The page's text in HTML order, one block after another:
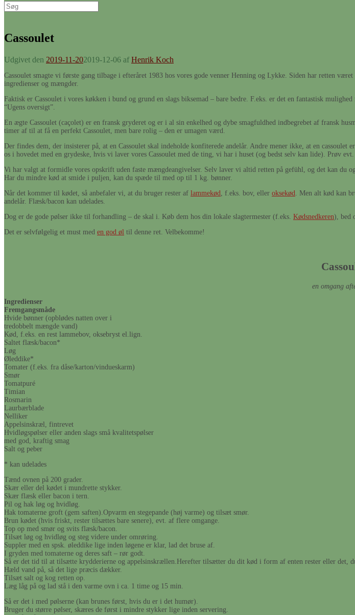
Søg
efter:
Cassoulet
Udgivet den 2019-11-202019-12-06 af Henrik Koch
Cassoulet smagte vi første gang tilbage i efteråret 1983 hos vores gode venner Henning og Lykke. Siden har retten
ingredienser og mængder.
Faktisk er Cassoulet i vores køkken i bund og grund en slags biksemad – bare bedre. F.eks. er det en fantastisk
“Ugens oversigt”.
En ægte Cassoulet (caçolet) er en fransk gryderet og er i al sin enkelhed og dybe smagfuldhed indbegrebet af fransk
timer af til at få en perfekt Cassoulet, men bare rolig – den er umagen værd.
Der findes dem, der insisterer på, at en Cassoulet skal indeholde konfiterede andelår. Andre mener ikke, at en
os i hovedet med en grydeske, hvis vi laver vores Cassoulet med de ting, vi har i huset (og bedst selv kan lide). Prøv
Vi har valgt at formidle vores opskrift uden faste mængdeangivelser. Selv laver vi altid retten på gefühl, og det kan du
Har du mindre kød at smide i puljen, kan du spæde til med op til 1 kg. bønner.
Når det kommer til kødet, så anbefaler vi, at du bruger rester af lammekød , f.eks. bov, eller oksekød
. Men alt kød kan
andelår. Flæsk/bacon kan udelades.
Dog er de gode pølser ikke til forhandling – de skal i. Køb dem hos din lokale slagtermester (f.eks. Kødsnedkeren), bed
Det er selvfølgelig et must med en god øl til denne ret. Velbekomme!
en omgang
Ingredienser
Fremgangsmåde
Hvide bønner (opblødes natten over i
tredobbelt mængde vand)
Kød, f.eks. en rest lammebov, oksebryst el.lign.
Saltet flæsk/bacon*
Løg
Øleddike*
Tomater (f.eks. fra dåse/karton/vindueskarm)
Smør
Tomatpuré
Timian
Rosmarin
Laurbærblade
Nelliker
Appelsinskræl, fintrevet
Hvidløgspølser eller anden slags små kvalitetspølser
med god, kraftig smag
Salt og peber
* kan udelades
Tænd ovnen på 200 grader.
Skær eller del kødet i mundrette stykker.
Skær flæsk eller bacon i tern.
Pil og hak løg og hvidløg.
Hak tomaterne groft (gem saften).Opvarm en stegepande (høj varme) og tilsæt smør.
Brun kødet (hvis friskt, rester tilsættes bare senere), evt. af flere omgange.
Top op med smør og svits flæsk/bacon.
Tilsæt løg og hvidløg og steg videre under omrøring.
Suppler med en spsk. øleddike lige inden løgene er klar, lad det bruse af.
I gryden med tomaterne og deres saft – rør godt.
Så er det tid til at tilsætte krydderierne og appelsinskrællen.Herefter tilsætter du dit kød i form af enten rester eller det,
Hæld vand på, så det lige præcis dækker.
Tilsæt salt og kog retten op.
Læg låg på og lad stå i den varme ovn i ca. 1 time og 15 min.
Så er det i med pølserne (kan brunes først, hvis du er i det humør).
Bruger du større pølser, skæres de først i mindre stykker lige inden servering.